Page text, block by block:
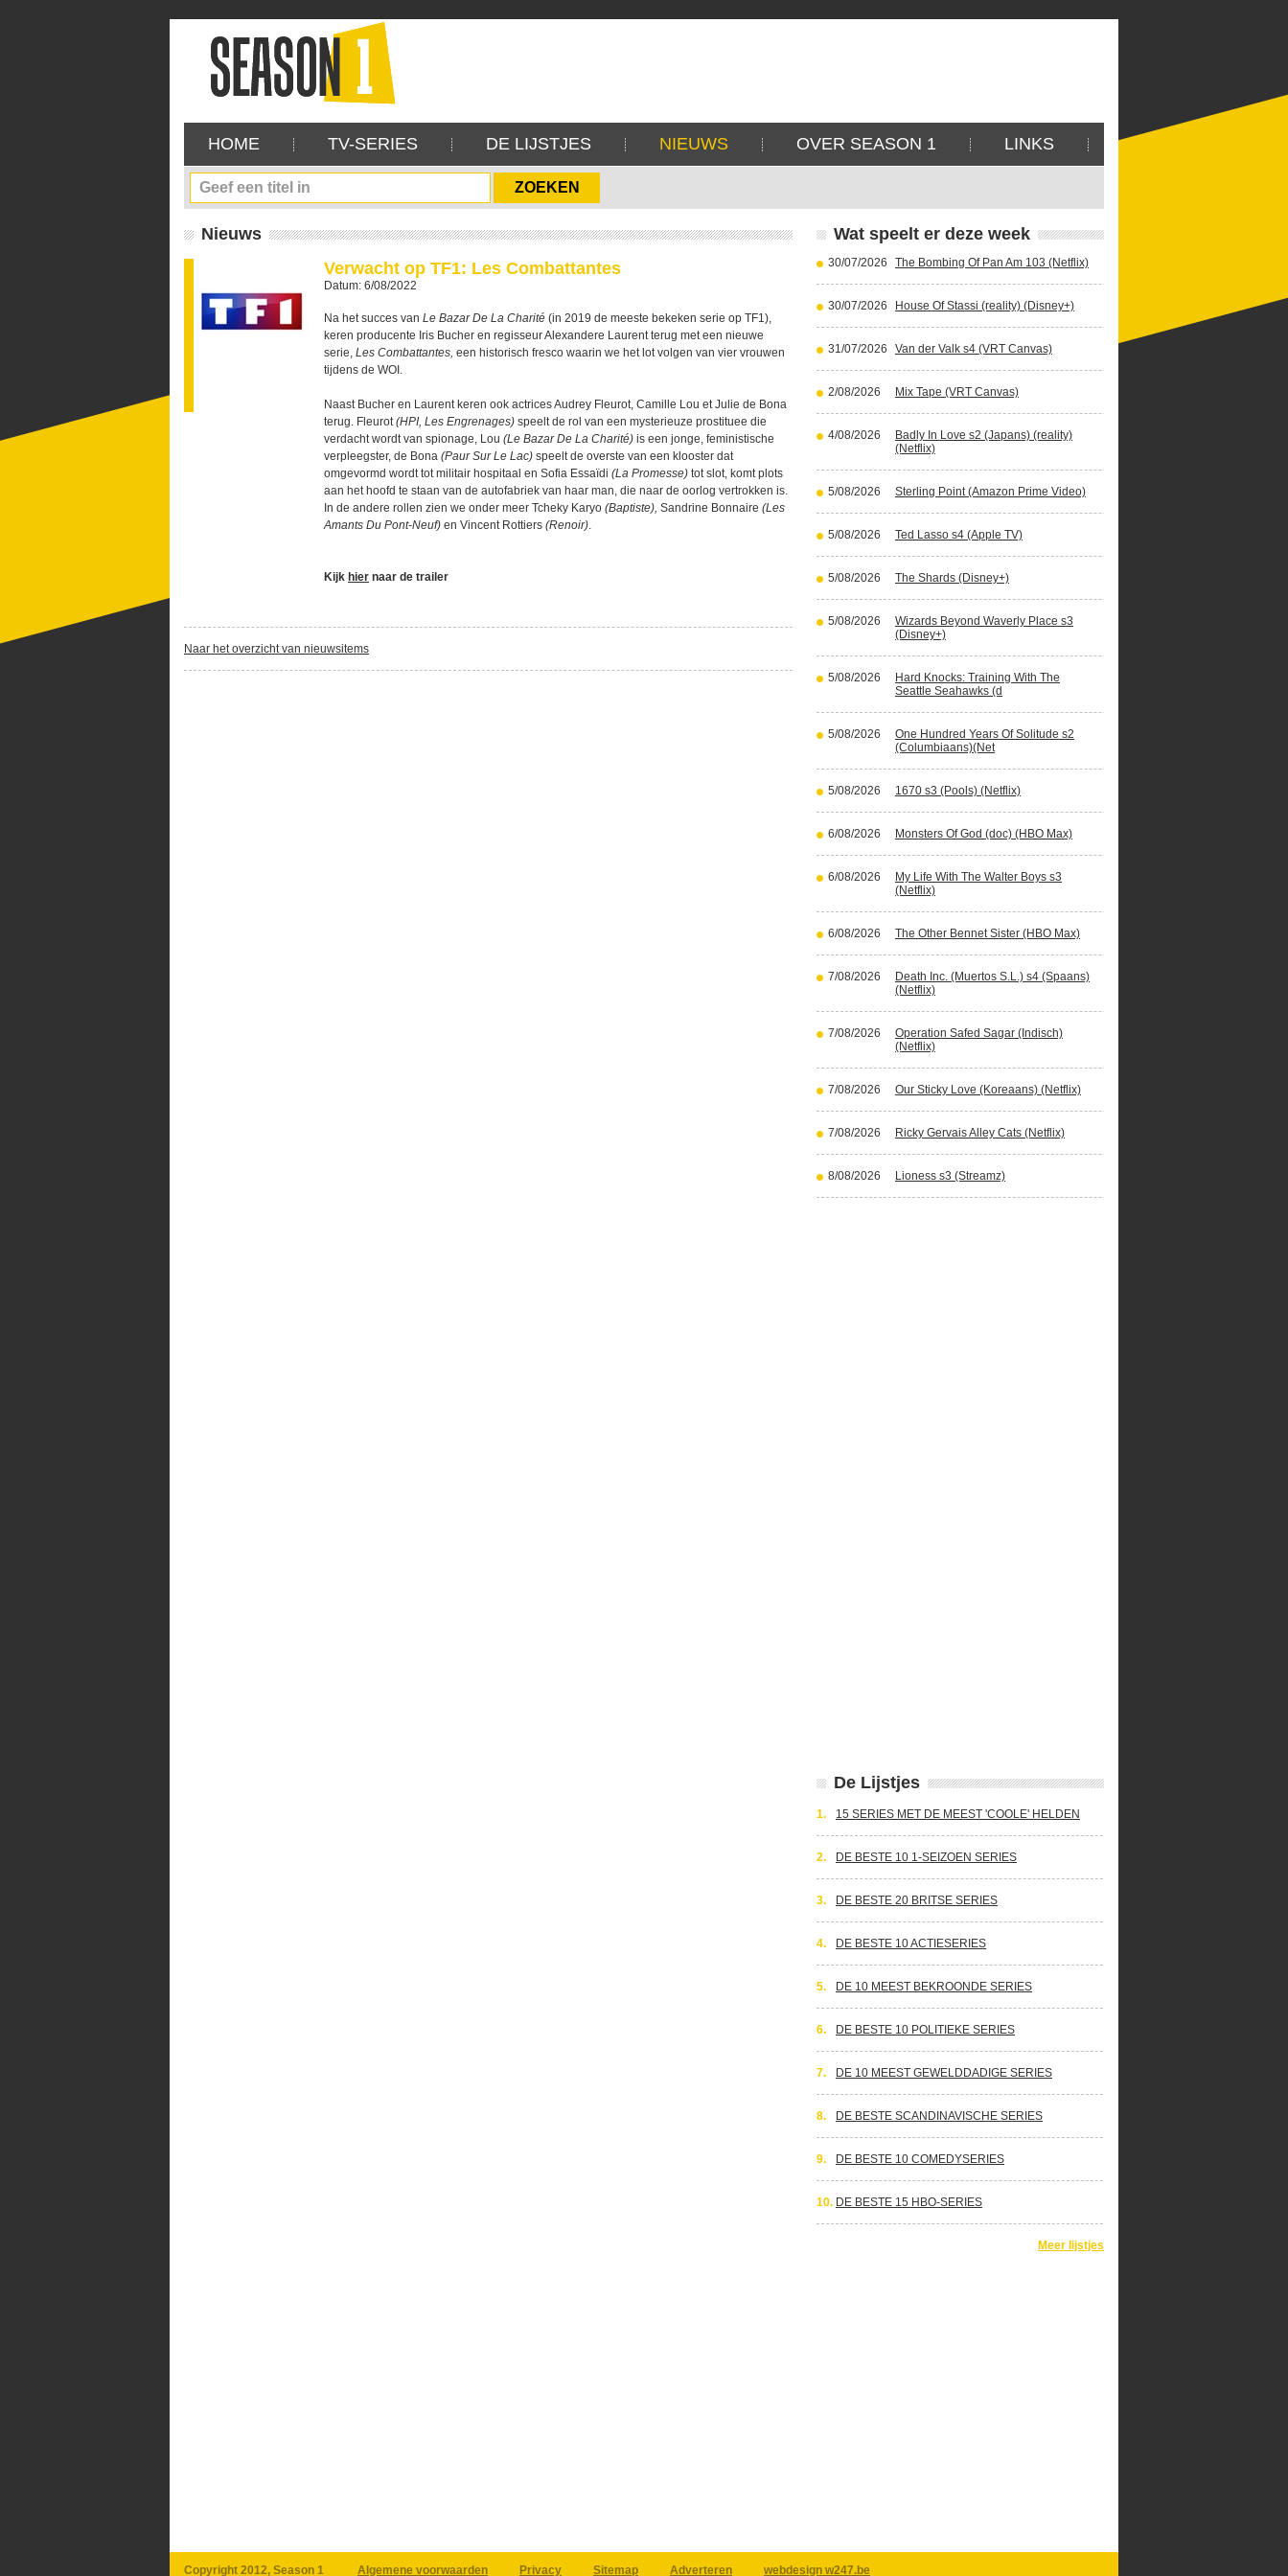
HOME TV-SERIES DE LIJSTJES NIEUWS OVER SEASON 1 LINKS
Nieuws
Verwacht op TF1: Les Combattantes
Datum: 6/08/2022
Na het succes van Le Bazar De La Charité (in 2019 de meeste bekeken serie op TF1),
keren producente Iris Bucher en regisseur Alexandere Laurent terug met een nieuwe
serie, Les Combattantes, een historisch fresco waarin we het lot volgen van vier vrouwen
tijdens de WOI.
Naast Bucher en Laurent keren ook actrices Audrey Fleurot, Camille Lou et Julie de Bona
terug. Fleurot(HPI, Les Engrenages) speelt de rol van een mysterieuze prostituee die
verdacht wordt van spionage, Lou (Le Bazar De La Charité) is een jonge, feministische
verpleegster, de Bona (Paur Sur Le Lac) speelt de overste van een klooster dat
omgevormd wordt tot militair hospitaal en Sofia Essaïdi (La Promesse) tot slot, komt plots
aan het hoofd te staan van de autofabriek van haar man, die naar de oorlog vertrokken is.
In de andere rollen zien we onder meer Tcheky Karyo (Baptiste), Sandrine Bonnaire (Les
Amants Du Pont-Neuf) en Vincent Rottiers (Renoir).
Kijk hier naar de trailer
Naar het overzicht van nieuwsitems
Wat speelt er deze week
30/07/2026 The Bombing Of Pan Am 103 (Netflix)
30/07/2026 House Of Stassi (reality) (Disney+)
31/07/2026 Van der Valk s4 (VRT Canvas)
2/08/2026 Mix Tape (VRT Canvas)
4/08/2026
Badly In Love s2 (Japans) (reality)
(Netflix)
5/08/2026 Sterling Point (Amazon Prime Video)
5/08/2026 Ted Lasso s4 (Apple TV)
5/08/2026 The Shards (Disney+)
5/08/2026
Wizards Beyond Waverly Place s3
(Disney+)
5/08/2026
Hard Knocks: Training With The
Seattle Seahawks (d
5/08/2026
One Hundred Years Of Solitude s2
(Columbiaans)(Net
5/08/2026 1670 s3 (Pools) (Netflix)
6/08/2026 Monsters Of God (doc) (HBO Max)
6/08/2026
My Life With The Walter Boys s3
(Netflix)
6/08/2026 The Other Bennet Sister (HBO Max)
7/08/2026
Death Inc. (Muertos S.L.) s4 (Spaans)
(Netflix)
7/08/2026
Operation Safed Sagar (Indisch)
(Netflix)
7/08/2026 Our Sticky Love (Koreaans) (Netflix)
7/08/2026 Ricky Gervais Alley Cats (Netflix)
8/08/2026 Lioness s3 (Streamz)
De Lijstjes
1. 15 SERIES MET DE MEEST 'COOLE' HELDEN
2. DE BESTE 10 1-SEIZOEN SERIES
3. DE BESTE 20 BRITSE SERIES
4. DE BESTE 10 ACTIESERIES
5. DE 10 MEEST BEKROONDE SERIES
6. DE BESTE 10 POLITIEKE SERIES
7. DE 10 MEEST GEWELDDADIGE SERIES
8. DE BESTE SCANDINAVISCHE SERIES
9. DE BESTE 10 COMEDYSERIES
10. DE BESTE 15 HBO-SERIES
Meer lijstjes
Copyright 2012, Season 1 Algemene voorwaarden Privacy Sitemap Adverteren webdesign w247.be